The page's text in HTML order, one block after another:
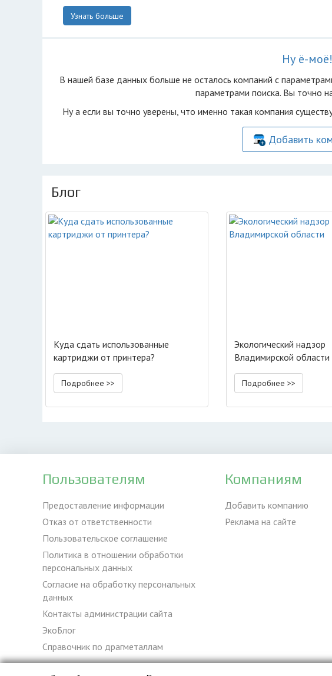
Узнать больше
Ну ё-моё!
В нашей базе данных больше не осталоcь компаний с
параметрами поиска. Вы точно
Ну а если вы точно уверены, что именно такая компания
Добавить
Блог
Куда сдать использованные
картриджи от принтера?
Подробнее >>
Экологический надзор
Владимирской области
Подробнее >>
Пользователям
Предоставление информации
Отказ от ответственности
Пользовательское соглашение
Политика в отношении обработки
персональных данных
Согласие на обработку персональных
данных
Контакты администрации сайта
ЭкоБлог
Справочник по драгметаллам
Компаниям
Добавить компанию
Реклама на сайте